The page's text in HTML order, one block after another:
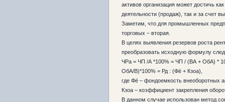
активов организация может достичь
деятельности (продаж), так и за счет
Заметим, что для промышленных
торговых – вторая.
В целях выявления резервов роста
преобразовать исходную формулу
ЧРа = ЧП /А *100% = ЧП / (ВА + ОбА) *
ОбА/В)*100% = Рд : (Фё + Кзоа),
где Фё – фондоемкость внеоборотных
Кзоа – коэффициент закрепления
В данном случае использован метод